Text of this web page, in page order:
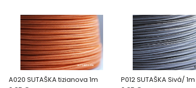
A020 SUTAŠKA tizianova 1m
P012 SUTAŠKA Sivá/ 1m